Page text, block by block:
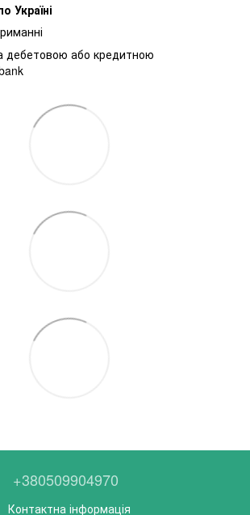
Україні
дебетовою або кредитною
+380509904970
Контактна інформація